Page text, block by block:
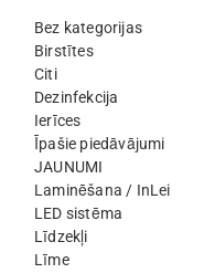
Bez kategorijas
Birstītes
Citi
Dezinfekcija
Ierīces
Īpašie piedāvājumi
JAUNUMI
Laminēšana / InLei
LED sistēma
Līdzekļi
Līme